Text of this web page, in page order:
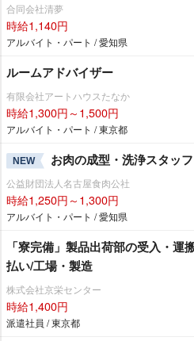
合同会社清夢
時給1,140円
アルバイト・パート / 愛知県
ルームアドバイザー
有限会社アートハウスたなか
時給1,300円～1,500円
アルバイト・パート / 東京都
NEW お肉の成型・洗浄スタッフ
公益財団法人名古屋食肉公社
時給1,250円～1,300円
アルバイト・パート / 愛知県
「寮完備」製品出荷部の受入・運
払い/工場・製造
株式会社京栄センター
時給1,400円
派遣社員 / 東京都